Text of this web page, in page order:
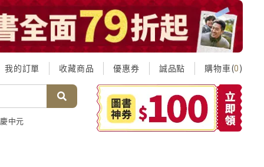
我的訂單 收藏商品 優惠券 誠品點 購物車(0)
中元